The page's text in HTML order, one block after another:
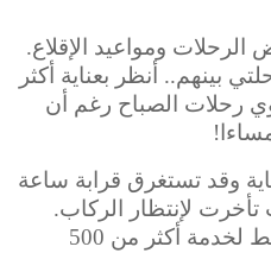
ومواعيد الإقلاع.
بينهم.. أنظر بعناية أكثر
رحلات الصباح رغم أن
وقد تستغرق قرابة ساعة
تأخرت لإنتظار الركاب.
لماذا؟ لأن هناك ظابطين فقط لخدمة أكثر من 500